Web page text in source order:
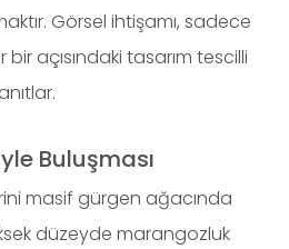
Görsel ihtişamı, sadece
bir açısındaki tasarım tescilli
Buluşması
masif gürgen ağacında
düzeyde marangozluk